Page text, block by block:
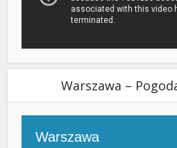
Warszawa –